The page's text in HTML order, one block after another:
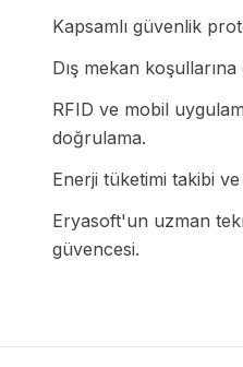
Kapsamlı güvenlik
Dış mekan koşullarına
RFID ve mobil
doğrulama.
Enerji tüketimi takibi
Eryasoft'un uzman
güvencesi.